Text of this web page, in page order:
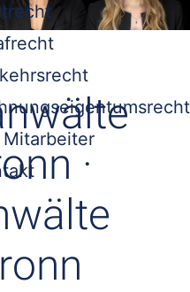
Mitarbeiter
·